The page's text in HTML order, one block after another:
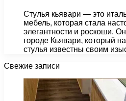
Стулья кьявари — это
мебель, которая стала
элегантности и роскоши.
городе Кьявари, который
стулья известны своим
Свежие записи